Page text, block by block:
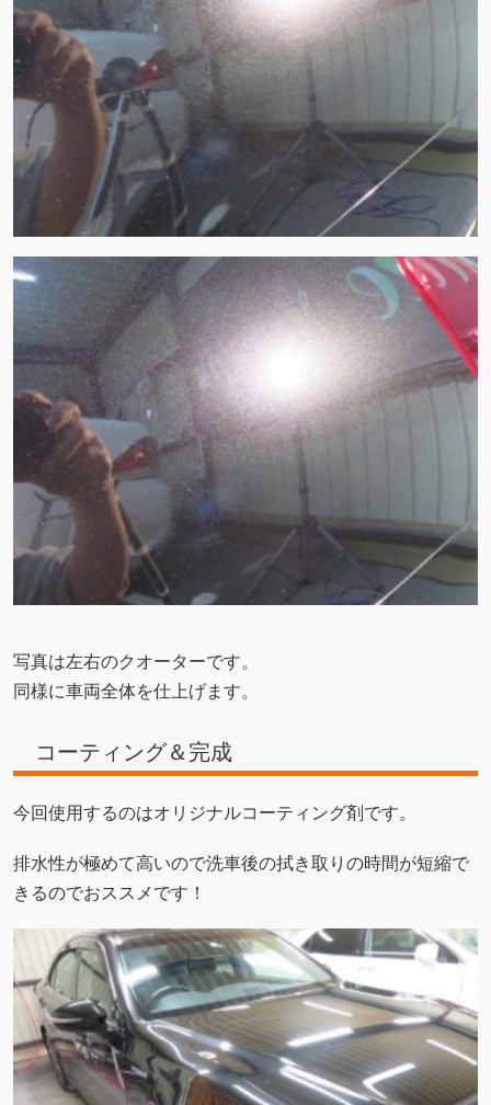
写真は左右のクオーターです。
同様に車両全体を仕上げます。
コーティング＆完成
今回使用するのはオリジナルコーティング剤です。
排水性が極めて高いので洗車後の拭き取りの時間が短縮で
きるのでおススメです！